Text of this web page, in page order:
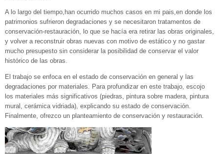
A lo largo del tiempo,han ocurrido muchos casos en mi pais,en donde los
patrimonios sufrieron degradaciones y se necesitaron tratamentos de
conservación-restauración, lo que se hacía era retirar las obras originales,
y volver a reconstruir obras nuevas con motivo de estático y no gastar
mucho presupesto sin considerar la posibilidad de conservar el valor
histórico de las obras.
El trabajo se enfoca en el estado de conservación en general y las
degradaciones por materiales. Para profundizar en este trabajo, escojo
los materiales más significativos (piedras, pintura sobre madera, pintura
mural, cerámica vidriada), explicando su estado de conservación.
Finalmente, ofrezco un planteamiento de conservación y restauración.